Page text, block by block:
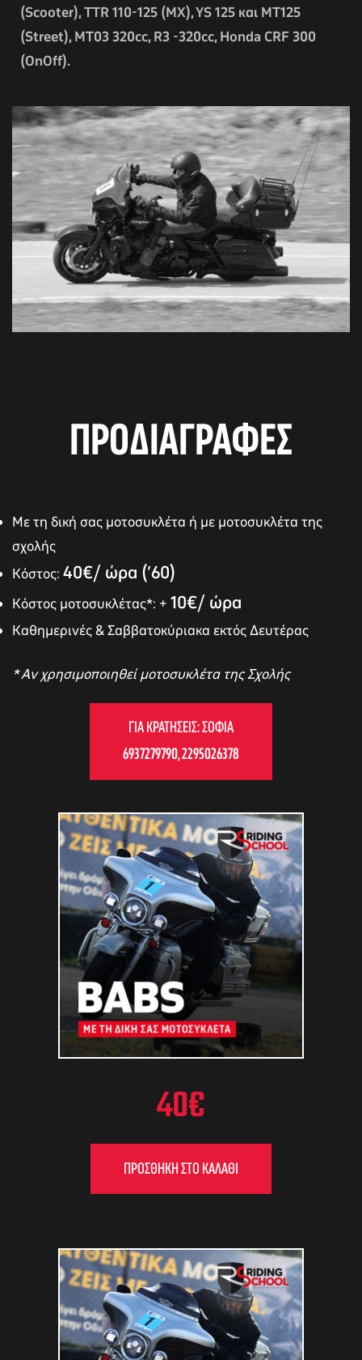
(Scooter), TTR 110-125 (MX), YS 125 και MT125
(Street), ΜΤ03 320cc, R3 -320cc, Honda CRF 300
(OnOff).
ΠΡΟΔΙΑΓΡΑΦΕΣ
Με τη δική σας μοτοσυκλέτα ή με μοτοσυκλέτα της
σχολής
Κόστος: 40€/ ώρα (’60)
Κόστος μοτοσυκλέτας*: + 10€/ ώρα
Καθημερινές & Σαββατοκύριακα εκτός Δευτέρας
* Αν χρησιμοποιηθεί μοτοσυκλέτα της Σχολής
ΓΙΑ ΚΡΑΤΉΣΕΙΣ: ΣΟΦΊΑ
6937279790,2295026378
40€
ΠΡΟΣΘΉΚΗ ΣΤΟ ΚΑΛΆΘΙ
FLAT
TRAC
K